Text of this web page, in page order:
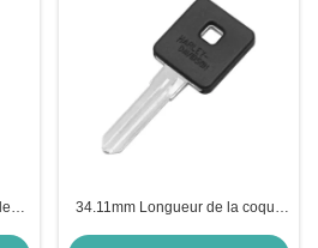
34.11mm Longueur de la coque